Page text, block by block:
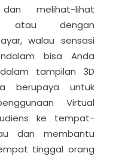
melihat-lihat
atau dengan
walau sensasi
bisa Anda
tampilan 3D
berupaya untuk
Virtual
ke tempat-
dan membantu
tinggal orang